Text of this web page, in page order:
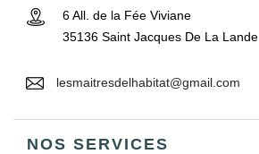
6 All. de la Fée Viviane
35136 Saint Jacques De La Lande
lesmaitresdelhabitat@gmail.com
NOS SERVICES